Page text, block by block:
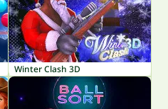
Winter Clash 3D